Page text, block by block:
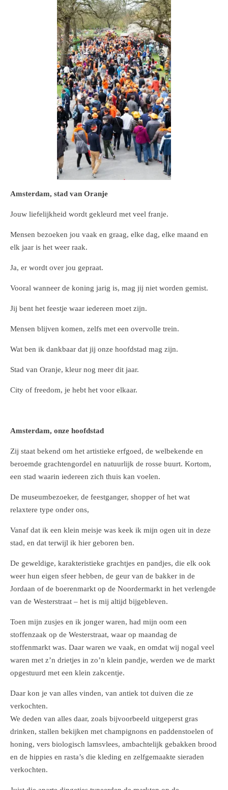
Amsterdam, stad van Oranje
Jouw liefelijkheid wordt gekleurd met veel franje.
Mensen bezoeken jou vaak en graag, elke dag, elke maand en
elk jaar is het weer raak.
Ja, er wordt over jou gepraat.
Vooral wanneer de koning jarig is, mag jij niet worden gemist.
Jij bent het feestje waar iedereen moet zijn.
Mensen blijven komen, zelfs met een overvolle trein.
Wat ben ik dankbaar dat jij onze hoofdstad mag zijn.
Stad van Oranje, kleur nog meer dit jaar.
City of freedom, je hebt het voor elkaar.
Amsterdam, onze hoofdstad
Zij staat bekend om het artistieke erfgoed, de welbekende en
beroemde grachtengordel en natuurlijk de rosse buurt. Kortom,
een stad waarin iedereen zich thuis kan voelen.
De museumbezoeker, de feestganger, shopper of het wat
relaxtere type onder ons,
Vanaf dat ik een klein meisje was keek ik mijn ogen uit in deze
stad, en dat terwijl ik hier geboren ben.
De geweldige, karakteristieke grachtjes en pandjes, die elk ook
weer hun eigen sfeer hebben, de geur van de bakker in de
Jordaan of de boerenmarkt op de Noordermarkt in het verlengde
van de Westerstraat – het is mij altijd bijgebleven.
Toen mijn zusjes en ik jonger waren, had mijn oom een
stoffenzaak op de Westerstraat, waar op maandag de
stoffenmarkt was. Daar waren we vaak, en omdat wij nogal veel
waren met z’n drietjes in zo’n klein pandje, werden we de markt
opgestuurd met een klein zakcentje.
Daar kon je van alles vinden, van antiek tot duiven die ze
verkochten.
We deden van alles daar, zoals bijvoorbeeld uitgeperst gras
drinken, stallen bekijken met champignons en paddenstoelen of
honing, vers biologisch lamsvlees, ambachtelijk gebakken brood
en de hippies en rasta’s die kleding en zelfgemaakte sieraden
verkochten.